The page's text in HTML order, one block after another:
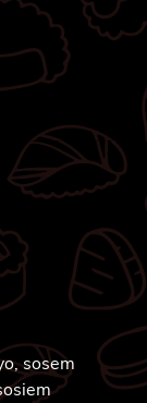
sosem